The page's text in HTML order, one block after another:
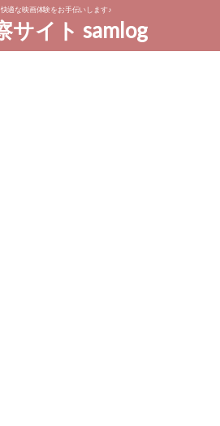
適な映画体験をお手伝いします♪
サイト samlog